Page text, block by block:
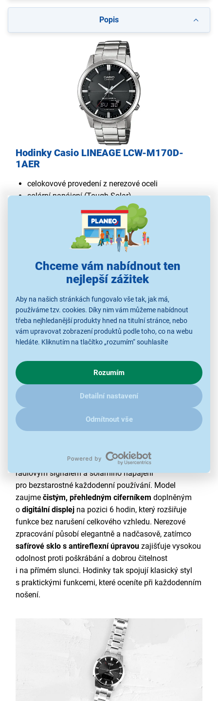
Chceme vám nabídnout ten
nejlepší zážitek
Aby na našich stránkách fungovalo vše tak, jak má,
používáme tzv. cookies. Díky nim vám můžeme nabídnout
třeba nejhledanější produkty hned na titulní stránce, nebo
vám upravovat zobrazení produktů podle toho, co na webu
hledáte. Kliknutím na tlačítko „rozumím“ souhlasíte
chování na webu pro zobrazení cílených reklam. Pokud vás
zajímají detaily, jak u nás s cookies a dalšími údaji pracujeme,
kliknětesem.
Rozumím
Detailní nastavení
Odmítnout vše
Popis
Hodinky Casio LINEAGE LCW-M170D-
1AER
celokovové provedení z nerezové oceli
solární napájení (Tough Solar)
rádiová synchronizace času (příjem signálu
safírové sklo s antireflexní úpravou
kombinace analogového a digitálního zobrazení
světový čas (29 časových pásem)
voděodolnost 5 barů
Safírové sklo s antireflexní úpravou
celokovového provedení, přesného času řízeného
rádiovým signálem a solárního napájení
pro bezstarostné každodenní používání. Model
zaujme čistým, přehledným ciferníkem doplněným
o digitální displej na pozici 6 hodin, který rozšiřuje
funkce bez narušení celkového vzhledu. Nerezové
zpracování působí elegantně a nadčasově, zatímco
safírové sklo s antireflexní úpravou zajišťuje vysokou
odolnost proti poškrábání a dobrou čitelnost
i na přímém slunci. Hodinky tak spojují klasický styl
s praktickými funkcemi, které oceníte při každodenním
nošení.